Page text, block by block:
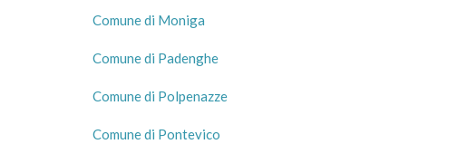
Comune di Moniga
Comune di Padenghe
Comune di Polpenazze
Comune di Pontevico